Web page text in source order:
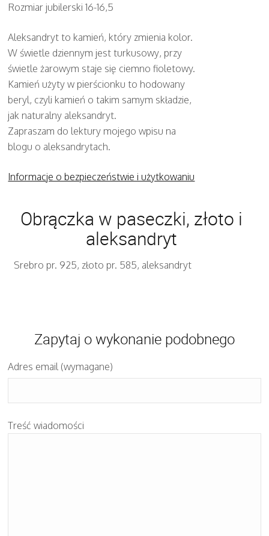
Rozmiar jubilerski 16-16,5
Aleksandryt to kamień, który zmienia kolor.
W świetle dziennym jest turkusowy, przy
świetle żarowym staje się ciemno fioletowy.
Kamień użyty w pierścionku to hodowany
beryl, czyli kamień o takim samym składzie,
jak naturalny aleksandryt.
Zapraszam do lektury mojego wpisu na
blogu o aleksandrytach.
Informacje o bezpieczeństwie i użytkowaniu
Obrączka w paseczki, złoto i
aleksandryt
Srebro pr. 925, złoto pr. 585, aleksandryt
Zapytaj o wykonanie podobnego
Adres email (wymagane)
Treść wiadomości